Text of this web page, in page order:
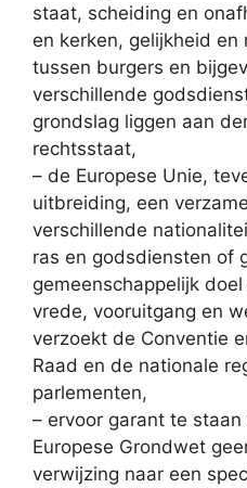
staat, scheiding en
en kerken, gelijkheid
tussen burgers en
verschillende
grondslag liggen aan
rechtsstaat,
– de Europese Unie,
uitbreiding, een
verschillende
ras en godsdiensten of
gemeenschappelijk
vrede, vooruitgang en
verzoekt de Conventie
Raad en de nationale
parlementen,
– ervoor garant te
Europese Grondwet
verwijzing naar een